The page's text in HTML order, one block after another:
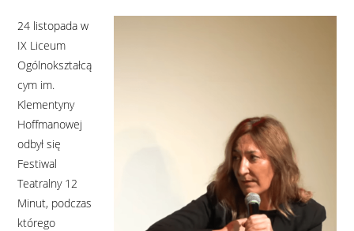
24 listopada w
IX Liceum
Ogólnokształcą
cym im.
Klementyny
Hoffmanowej
odbył się
Festiwal
Teatralny 12
Minut, podczas
którego